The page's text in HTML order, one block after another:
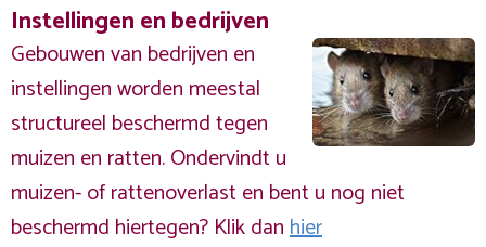
Instellingen en bedrijven
Gebouwen van bedrijven en
instellingen worden meestal
structureel beschermd tegen
muizen en ratten. Ondervindt u
muizen- of rattenoverlast en bent u nog niet
beschermd hiertegen? Klik danhier